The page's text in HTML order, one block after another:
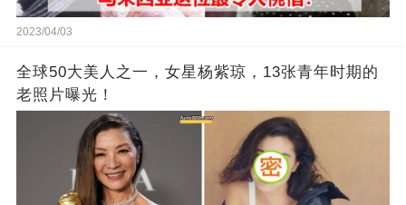
2023/04/03
全球50大美人之一，女星杨紫琼，13张青年时期的
老照片曝光！